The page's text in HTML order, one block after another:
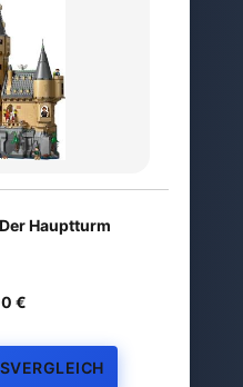
Hauptturm
€